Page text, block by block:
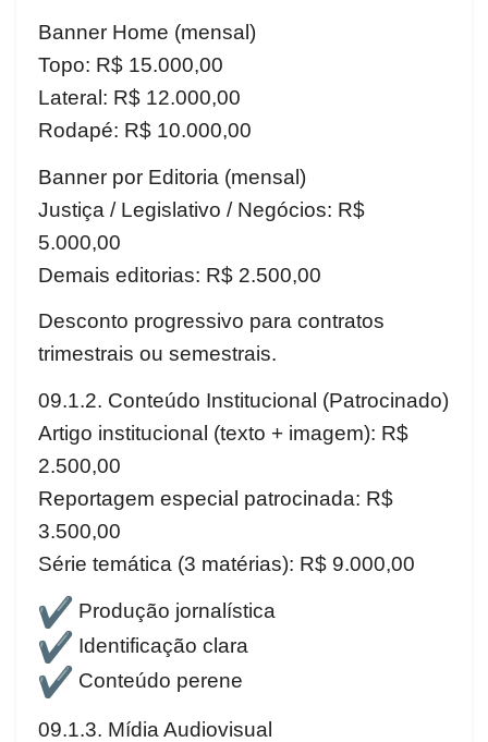
Banner Home (mensal)
Topo: R$ 15.000,00
Lateral: R$ 12.000,00
Rodapé: R$ 10.000,00
Banner por Editoria (mensal)
Justiça / Legislativo / Negócios: R$
5.000,00
Demais editorias: R$ 2.500,00
Desconto progressivo para contratos
trimestrais ou semestrais.
09.1.2. Conteúdo Institucional (Patrocinado)
Artigo institucional (texto + imagem): R$
2.500,00
Reportagem especial patrocinada: R$
3.500,00
Série temática (3 matérias): R$ 9.000,00
Produção jornalística
Identificação clara
Conteúdo perene
09.1.3. Mídia Audiovisual